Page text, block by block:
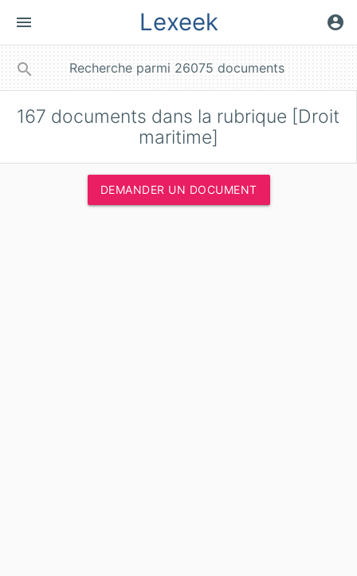
menu Lexeek account_circle
search
167 documents dans la rubrique [Droit
maritime]
DEMANDER UN DOCUMENT